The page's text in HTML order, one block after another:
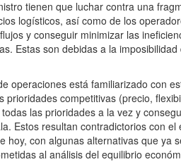
tienen que luchar contra una
logísticos, así como de los
y conseguir minimizar las
Estas son debidas a la
operaciones está familiarizado con
competitivas (precio,
las prioridades a la vez y
Estos resultan contradictorios con
con algunas alternativas que ya
al análisis del equilibrio